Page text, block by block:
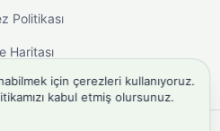
Politikası
Haritası
için çerezleri kullanıyoruz.
kabul etmiş olursunuz.